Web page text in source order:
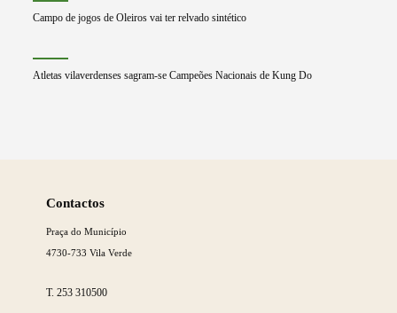
Campo de jogos de Oleiros vai ter relvado sintético
Atletas vilaverdenses sagram-se Campeões Nacionais de Kung Do
Contactos
Praça do Município
4730-733 Vila Verde
T.253 310500